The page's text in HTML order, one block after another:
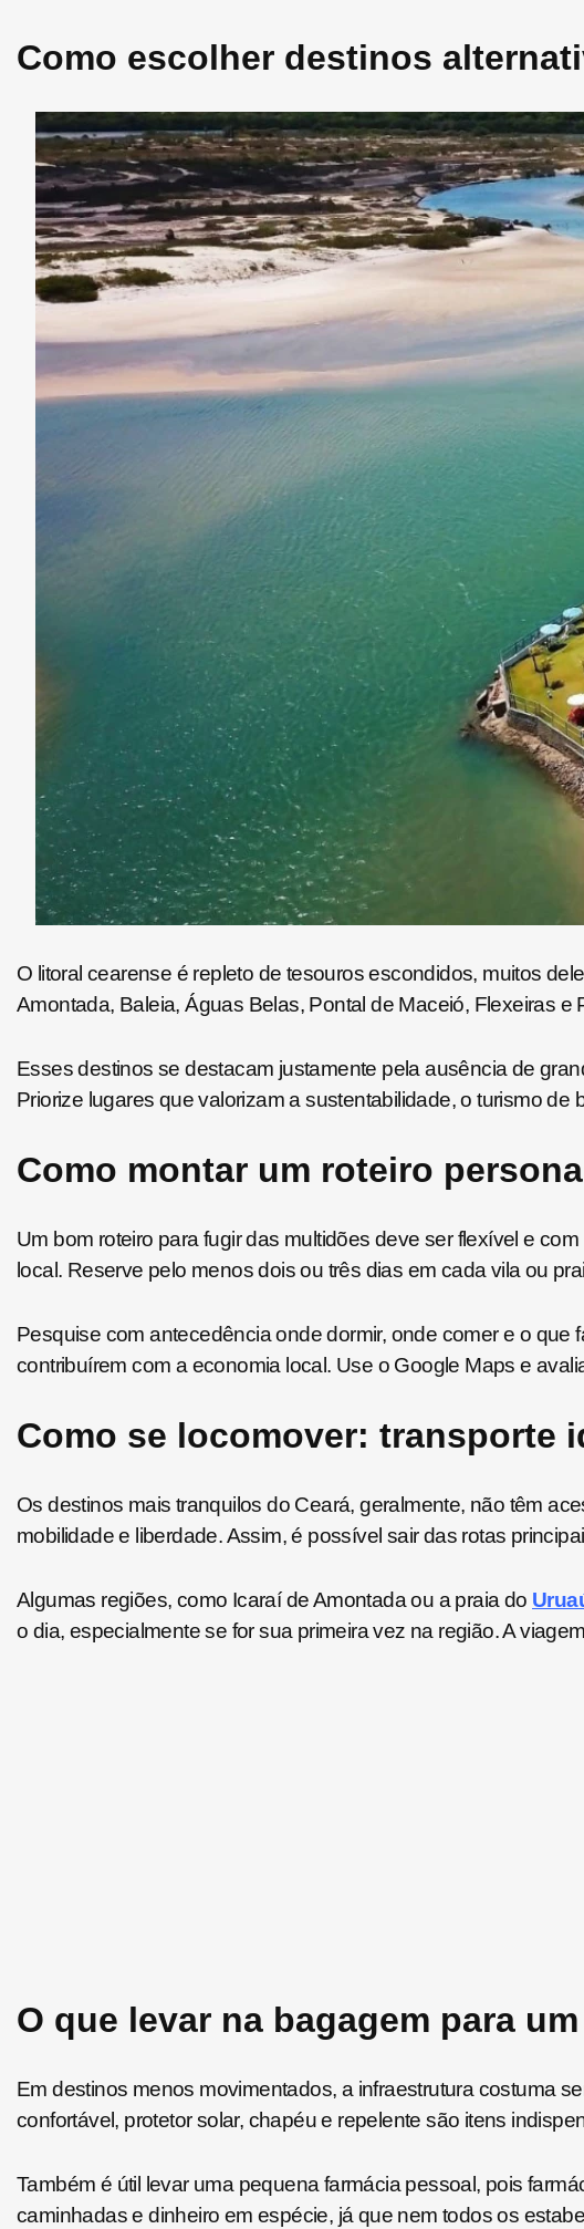
Como escolher destinos
O litoral cearense é repleto de tesouros escondidos, muitos
Amontada, Baleia, Águas Belas, Pontal de Maceió, Flexeiras
Esses destinos se destacam justamente pela ausência de
Priorize lugares que valorizam a sustentabilidade, o turismo
Como montar um roteiro
Um bom roteiro para fugir das multidões deve ser flexível e
local. Reserve pelo menos dois ou três dias em cada vila ou
Pesquise com antecedência onde dormir, onde comer e o
contribuírem com a economia local. Use o Google Maps e
Como se locomover: transporte
Os destinos mais tranquilos do Ceará, geralmente, não têm
mobilidade e liberdade. Assim, é possível sair das rotas
Algumas regiões, como Icaraí de Amontada ou a praia do
o dia, especialmente se for sua primeira vez na região. A
O que levar na bagagem para
Em destinos menos movimentados, a infraestrutura costuma
confortável, protetor solar, chapéu e repelente são itens
Também é útil levar uma pequena farmácia pessoal, pois
caminhadas e dinheiro em espécie, já que nem todos os